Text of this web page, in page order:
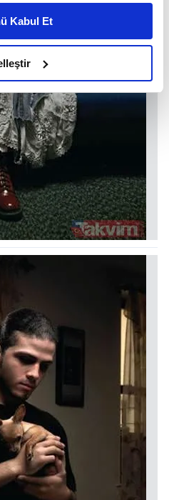
Bunu yaparken
reklam deneyimi sunmak
sunabilmek adına
ve bu noktada,
noktasında tek gelir
isteriz.
çerezlere izin vermedikleri
reklamlar
için İnternet
kişilere ait çerezler
vasıtasıyla çeşitli kişisel
olan çerezler bilgi
amacıyla
sitemizin daha işlevsel
ve sizlere yönelik
yapılması, amaçlarıyla
kullanılacaktır.
aşağıda yer alan panel
Çerezlere ilişkin detaylı bilgi
Çerez Bilgilendirme
Kanunu uyarınca
okumak ve sitemizde
Kabul Et